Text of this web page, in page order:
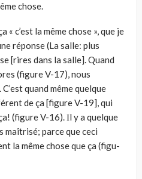
chose.
« c’est la même chose », que je
réponse (La salle: plus
[rires dans la salle]. Quand
(figure V-17), nous
quand même quelque
de ça [figure V-19], qui
(figure V-16). Ιl y a quelque
maîtrisé; parce que ceci
la même chose que ça (figu­